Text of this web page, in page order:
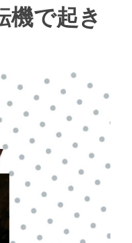
機で起き